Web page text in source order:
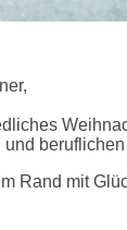
Rand mit